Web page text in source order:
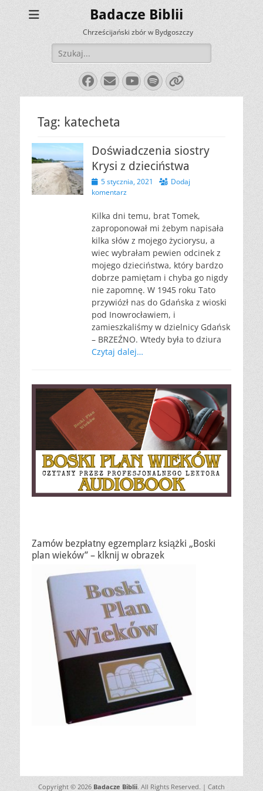
Badacze Biblii
Chrześcijański zbór w Bydgoszczy
Szukaj:
Facebook
E-
mail
YouTube
Spotify
Link
Tag: katecheta
Doświadczenia siostry
Krysi z dzieciństwa
Opublikowano
5 stycznia, 2021
Dodaj
komentarz
Kilka dni temu, brat Tomek,
zaproponował mi żebym napisała
kilka słów z mojego życiorysu, a
wiec wybrałam pewien odcinek z
mojego dzieciństwa, który bardzo
dobrze pamiętam i chyba go nigdy
nie zapomnę. W 1945 roku Tato
przywiózł nas do Gdańska z wioski
pod Inowrocławiem, i
zamieszkaliśmy w dzielnicy Gdańsk
– BRZEŹNO. Wtedy była to dziura
Czytaj dalej…
Zamów bezpłatny egzemplarz książki „Boski
plan wieków” – klknij w obrazek
Copyright © 2026 Badacze Biblii. All Rights Reserved. | Catch